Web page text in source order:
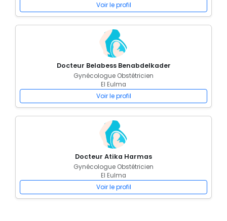
Voir le profil
Docteur Belabess Benabdelkader
Gynécologue Obstétricien
El Eulma
Voir le profil
Docteur Atika Harmas
Gynécologue Obstétricien
El Eulma
Voir le profil